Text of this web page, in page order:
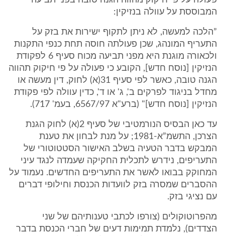
המבוססת על עוולה בנזיקין:
”הלכה למעשה, לא ניתן לתקוף ישירות את בזק על
התעריף המונהג, שכן פעולתה חוסה תחת כנפי התקנות
ולכאורה מוגנת היא מפני תביעה מכוח סעיף 6 לפקודת
הנזיקין [נוסח חדש], הקובע כי פעולה על פי חיקוק תהווה
הגנה טובה, כאשר לפי סעיף 31(א) לחוק, דין מעשה או
מחדל בניגוד לפרקים ב', ג' או ד', כדין עוולה לפי פקודת
הנזיקין [נוסח חדש]" (ברע"א 6567/97, בעמ' 717).
עד כאן הבסיס הנורמטיבי של סעיף 2(א) לחוק הגנת
הצרכן, התשמ”א-1981; על מנת לבחון את טענת
המבקש בדבר הטעיה בשלב האישור הסטטוטורי של
התעריפים, נידרש לתכלית החקיקה שעמדה לנגד עיני
המחוקק בבואו לאשר את התעריפים החדשים. נעמוד על
ההסברים שמסרה בזק לוועדות הכנסת וחילופי דברים
עם נציגי בזק.
מהפרוטוקולים (צורפו לכתבי טענותיהם של שני
הצדדים), נלמדת תמימות דעים של חברי הכנסת בדבר